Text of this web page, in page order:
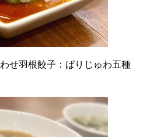
せ羽根餃子：ぱりじゅわ五種